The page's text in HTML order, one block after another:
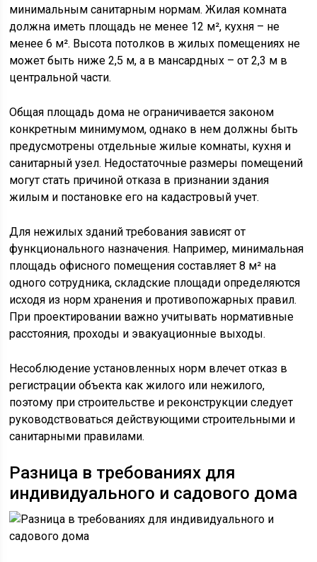
минимальным санитарным нормам. Жилая комната
должна иметь площадь не менее 12 м², кухня – не
менее 6 м². Высота потолков в жилых помещениях не
может быть ниже 2,5 м, а в мансардных – от 2,3 м в
центральной части.
Общая площадь дома не ограничивается законом
конкретным минимумом, однако в нем должны быть
предусмотрены отдельные жилые комнаты, кухня и
санитарный узел. Недостаточные размеры помещений
могут стать причиной отказа в признании здания
жилым и постановке его на кадастровый учет.
Для нежилых зданий требования зависят от
функционального назначения. Например, минимальная
площадь офисного помещения составляет 8 м² на
одного сотрудника, складские площади определяются
исходя из норм хранения и противопожарных правил.
При проектировании важно учитывать нормативные
расстояния, проходы и эвакуационные выходы.
Несоблюдение установленных норм влечет отказ в
регистрации объекта как жилого или нежилого,
поэтому при строительстве и реконструкции следует
руководствоваться действующими строительными и
санитарными правилами.
Разница в требованиях для
индивидуального и садового дома